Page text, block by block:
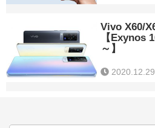
Vivo X60/
【Exynos
～】
2020.12.29